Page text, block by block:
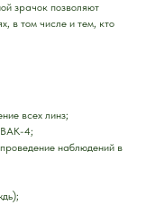
зрачок позволяют
в том числе и тем, кто
всех линз;
4;
наблюдений в